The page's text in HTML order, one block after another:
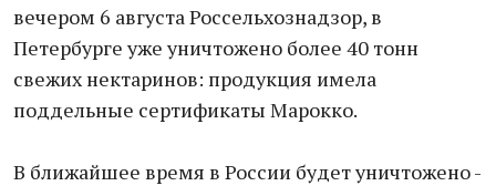
вечером 6 августа Россельхознадзор, в
Петербурге уже уничтожено более 40 тонн
свежих нектаринов: продукция имела
поддельные сертификаты Марокко.
В ближайшее время в России будет уничтожено -